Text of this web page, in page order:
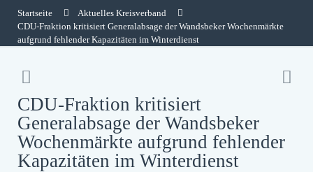
Startseite
Aktuelles Kreisverband
CDU-Fraktion kritisiert Generalabsage der Wandsbeker Wochenmärkte
aufgrund fehlender Kapazitäten im Winterdienst
CDU-Fraktion kritisiert
Generalabsage der Wandsbeker
Wochenmärkte aufgrund fehlender
Kapazitäten im Winterdienst